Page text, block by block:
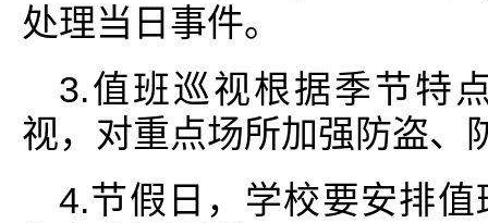
处理当日事件。
3.值班巡视根据季节特
视，对重点场所加强防盗、
4.节假日，学校要安排